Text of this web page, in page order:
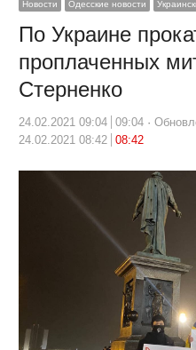
Новости Одесские новости
По Украине
проплаченных
Стерненко
24.02.2021 09:04 09:04
24.02.2021 08:42
08:42